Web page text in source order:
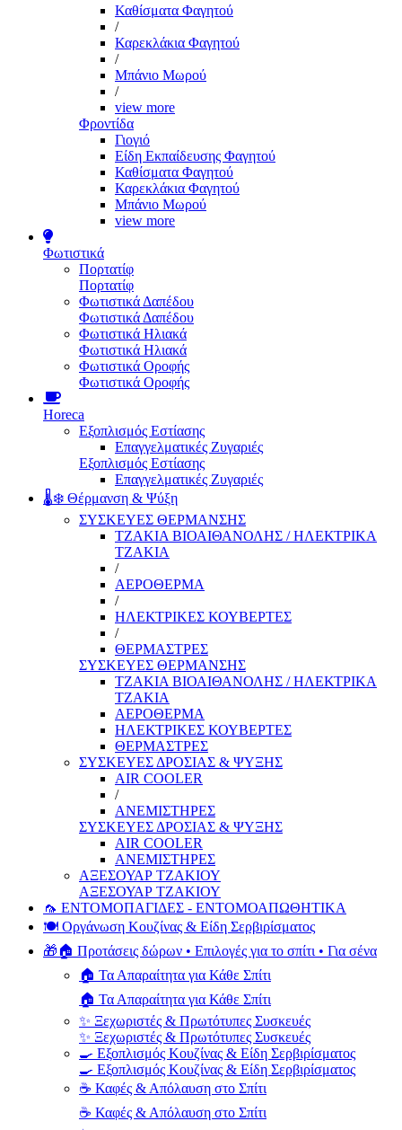
Καθίσματα Φαγητού
/
Καρεκλάκια Φαγητού
/
Μπάνιο Μωρού
/
view more
Φροντίδα
Γιογιό
Είδη Εκπαίδευσης Φαγητού
Καθίσματα Φαγητού
Καρεκλάκια Φαγητού
Μπάνιο Μωρού
view more
Φωτιστικά
Πορτατίφ
Πορτατίφ
Φωτιστικά Δαπέδου
Φωτιστικά Δαπέδου
Φωτιστικά Ηλιακά
Φωτιστικά Ηλιακά
Φωτιστικά Οροφής
Φωτιστικά Οροφής
Horeca
Εξοπλισμός Εστίασης
Επαγγελματικές Ζυγαριές
Εξοπλισμός Εστίασης
Επαγγελματικές Ζυγαριές
🌡️❄️ Θέρμανση & Ψύξη
ΣΥΣΚΕΥΕΣ ΘΕΡΜΑΝΣΗΣ
ΤΖΑΚΙΑ ΒΙΟΑΙΘΑΝΟΛΗΣ / ΗΛΕΚΤΡΙΚΑ
ΤΖΑΚΙΑ
/
ΑΕΡΟΘΕΡΜΑ
/
ΗΛΕΚΤΡΙΚΕΣ ΚΟΥΒΕΡΤΕΣ
/
ΘΕΡΜΑΣΤΡΕΣ
ΣΥΣΚΕΥΕΣ ΘΕΡΜΑΝΣΗΣ
ΤΖΑΚΙΑ ΒΙΟΑΙΘΑΝΟΛΗΣ / ΗΛΕΚΤΡΙΚΑ
ΤΖΑΚΙΑ
ΑΕΡΟΘΕΡΜΑ
ΗΛΕΚΤΡΙΚΕΣ ΚΟΥΒΕΡΤΕΣ
ΘΕΡΜΑΣΤΡΕΣ
ΣΥΣΚΕΥΕΣ ΔΡΟΣΙΑΣ & ΨΥΞΗΣ
AIR COOLER
/
ΑΝΕΜΙΣΤΗΡΕΣ
ΣΥΣΚΕΥΕΣ ΔΡΟΣΙΑΣ & ΨΥΞΗΣ
AIR COOLER
ΑΝΕΜΙΣΤΗΡΕΣ
ΑΞΕΣΟΥΑΡ ΤΖΑΚΙΟΥ
ΑΞΕΣΟΥΑΡ ΤΖΑΚΙΟΥ
🦟 ΕΝΤΟΜΟΠΑΓΙΔΕΣ - ΕΝΤΟΜΟΑΠΩΘΗΤΙΚΑ
🍽️ Οργάνωση Κουζίνας & Είδη Σερβιρίσματος
🎁🏠 Προτάσεις δώρων • Επιλογές για το σπίτι • Για σένα
🏠 Τα Απαραίτητα για Κάθε Σπίτι
🏠 Τα Απαραίτητα για Κάθε Σπίτι
✨ Ξεχωριστές & Πρωτότυπες Συσκευές
✨ Ξεχωριστές & Πρωτότυπες Συσκευές
🍳 Εξοπλισμός Κουζίνας & Είδη Σερβιρίσματος
🍳 Εξοπλισμός Κουζίνας & Είδη Σερβιρίσματος
☕ Καφές & Απόλαυση στο Σπίτι
☕ Καφές & Απόλαυση στο Σπίτι